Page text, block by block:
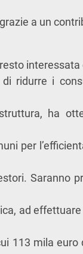
a un
ridurre i
ha
per
Saranno
ad
113 mila